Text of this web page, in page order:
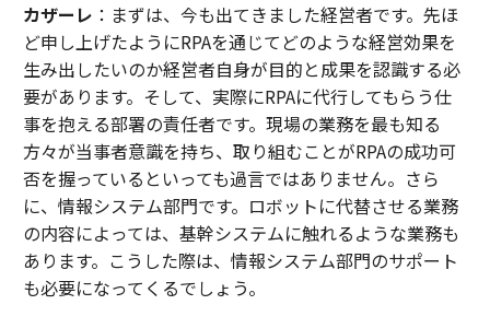
カザーレ ：まずは、今も出てきました経営者です。先ほ
ど申し上げたようにRPAを通じてどのような経営効果を
生み出したいのか経営者自身が目的と成果を認識する必
要があります。そして、実際にRPAに代行してもらう仕
事を抱える部署の責任者です。現場の業務を最も知る
方々が当事者意識を持ち、取り組むことがRPAの成功可
否を握っているといっても過言ではありません。さら
に、情報システム部門です。ロボットに代替させる業務
の内容によっては、基幹システムに触れるような業務も
あります。こうした際は、情報システム部門のサポート
も必要になってくるでしょう。